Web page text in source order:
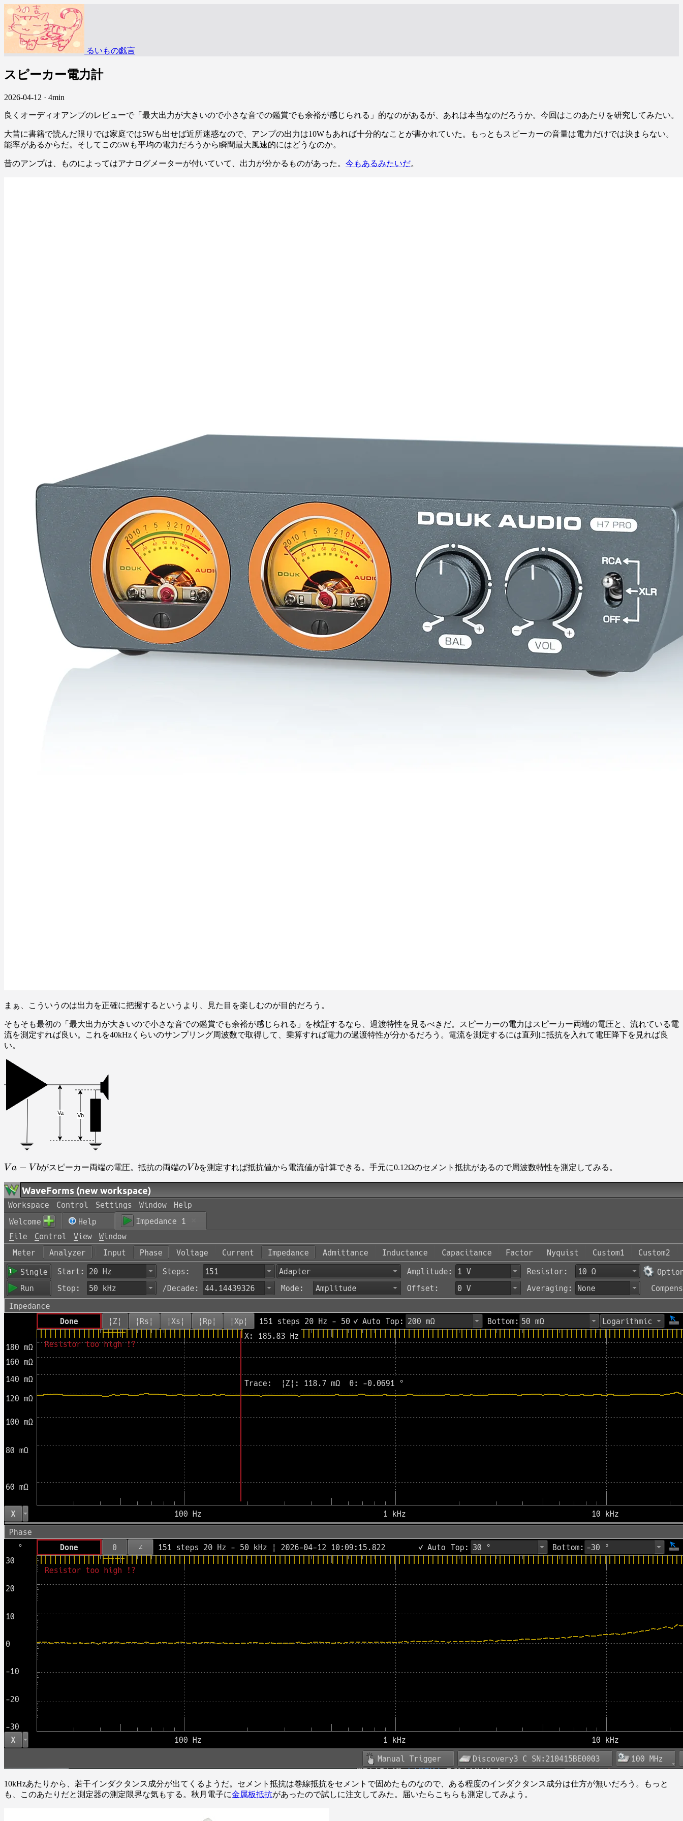
るいもの戯言
スピーカー電力計
2026-04-12 · 4min
良くオーディオアンプのレビューで「最大出力が大きいので小さな音での鑑賞でも余裕が感じられる」的なのがあるが、あれは本当なのだろうか。今回はこのあたりを研究してみたい。
大昔に書籍で読んだ限りでは家庭では5Wも出せば近所迷惑なので、アンプの出力は10Wもあれば十分的なことが書かれていた。もっともスピーカーの音量は電力だけでは決まらない。
能率があるからだ。そしてこの5Wも平均の電力だろうから瞬間最大風速的にはどうなのか。
昔のアンプは、ものによってはアナログメーターが付いていて、出力が分かるものがあった。 今もあるみたいだ。
まぁ、こういうのは出力を正確に把握するというより、見た目を楽しむのが目的だろう。
そもそも最初の「最大出力が大きいので小さな音での鑑賞でも余裕が感じられる」を検証するなら、過渡特性を見るべきだ。スピーカーの電力はスピーカー両端の電圧と、流れている電
流を測定すれば良い。これを40kHzくらいのサンプリング周波数で取得して、乗算すれば電力の過渡特性が分かるだろう。電流を測定するには直列に抵抗を入れて電圧降下を見れば良
い。
Va-
V a − V bがスピーカー両端の電圧。抵抗の両端のVb
V bを測定すれば抵抗値から電流値が計算できる。手元に0.12Ωのセメント抵抗があるので周波数特性を測定してみる。
10kHzあたりから、若干インダクタンス成分が出てくるようだ。セメント抵抗は巻線抵抗をセメントで固めたものなので、ある程度のインダクタンス成分は仕方が無いだろう。もっと
も、このあたりだと測定器の測定限界な気もする。秋月電子に金属板抵抗があったので試しに注文してみた。届いたらこちらも測定してみよう。